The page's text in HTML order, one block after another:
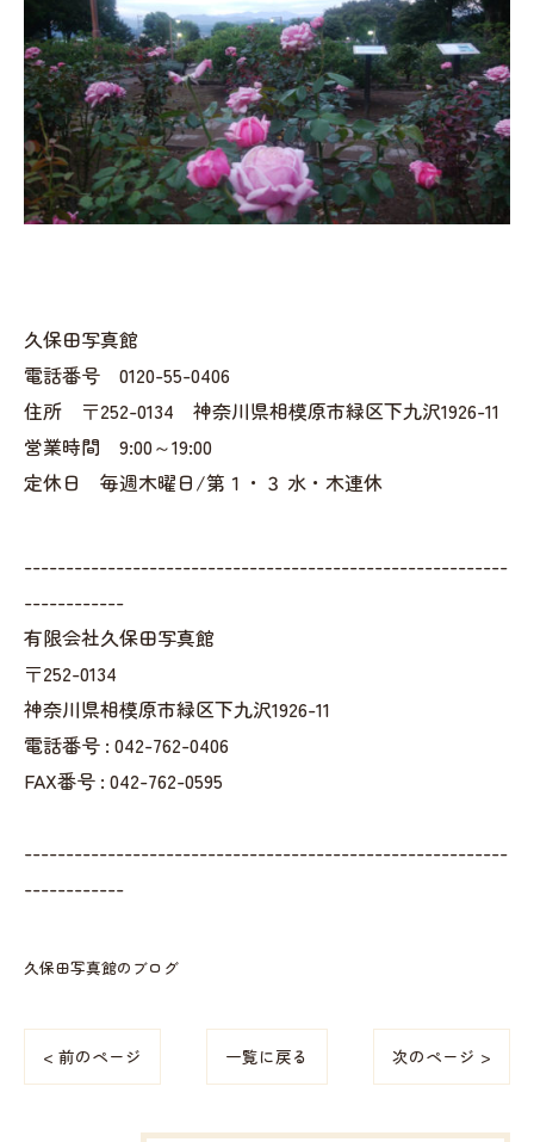
久保田写真館
電話番号 0120-55-0406
住所 〒252-0134 神奈川県相模原市緑区下九沢1926-11
営業時間 9:00～19:00
定休日 毎週木曜日/第１・３ 水・木連休
----------------------------------------------------------
------------
有限会社久保田写真館
〒252-0134
神奈川県相模原市緑区下九沢1926-11
電話番号 : 042-762-0406
FAX番号 : 042-762-0595
----------------------------------------------------------
------------
久保田写真館のブログ
< 前のページ 一覧に戻る 次のページ >